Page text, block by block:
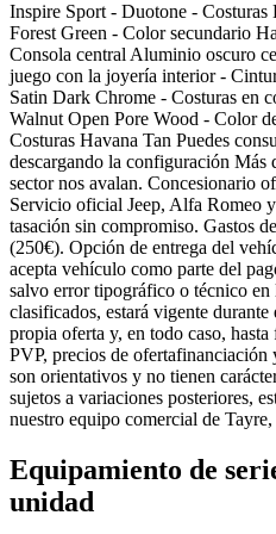
Inspire Sport - Duotone -
Forest Green - Color secundario
Consola central Aluminio oscuro
juego con la joyería interior -
Satin Dark Chrome - Costuras en
Walnut Open Pore Wood - Color
Costuras Havana Tan Puedes
descargando la configuración Más
sector nos avalan. Concesionario
Servicio oficial Jeep, Alfa Romeo
tasación sin compromiso. Gastos
(250€). Opción de entrega del
acepta vehículo como parte del
salvo error tipográfico o técnico
clasificados, estará vigente
propia oferta y, en todo caso,
PVP, precios de
son orientativos y no tienen
sujetos a variaciones posteriores,
nuestro equipo comercial de
Equipamiento de
unidad